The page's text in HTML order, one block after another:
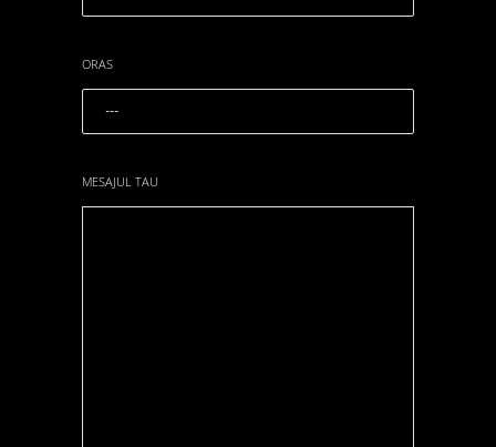
ORAS
MESAJUL TAU